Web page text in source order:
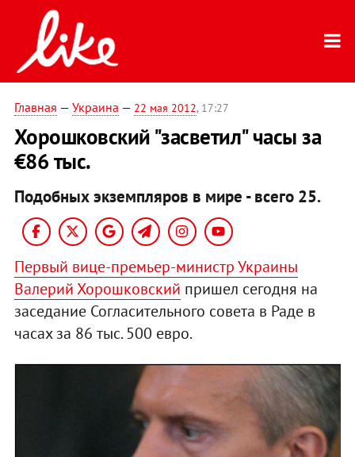
Главная — Украина — 22 мая 2012, 17:27
Хорошковский "засветил" часы за
€86 тыс.
Подобных экземпляров в мире - всего 25.
Первый вице-премьер-министр Украины
Валерий Хорошковский пришел сегодня на
заседание Согласительного совета в Раде в
часах за 86 тыс. 500 евро.